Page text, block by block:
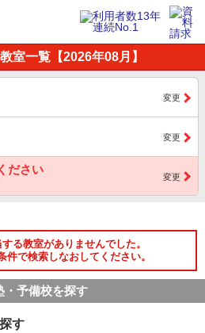
室一覧【2026年08月】
変更
変更
ださい
変更
る教室がありませんでした。
件で検索しなおしてください。
・予備校を探す
す